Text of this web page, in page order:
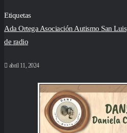
Etiquetas
Ada Ortega Asociación Autismo San Luis
de radio
abril 11, 2024